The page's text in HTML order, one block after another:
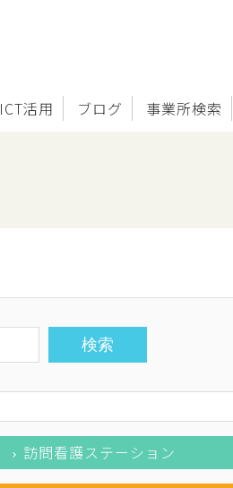
ICT活用 ブログ 事業所検索
訪問看護ステーション